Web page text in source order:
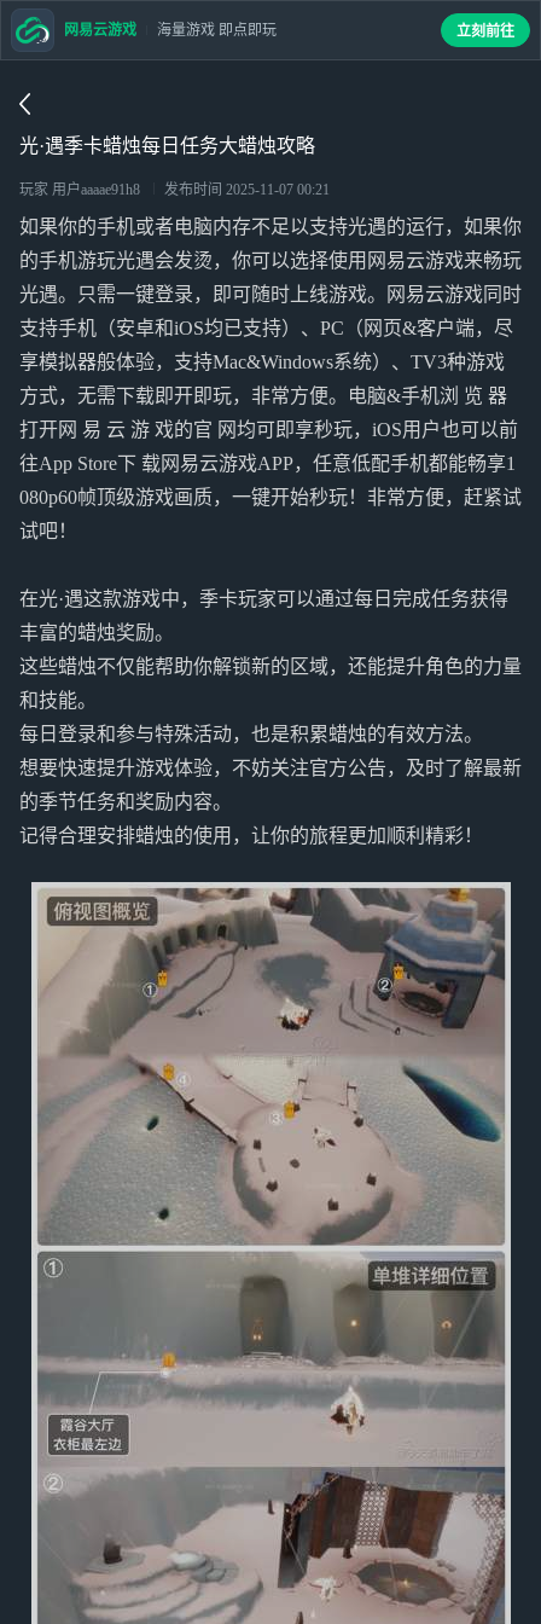
光·遇季卡蜡烛每日任务大蜡烛攻略
玩家 用户aaaae91h8 发布时间 2025-11-07 00:21
如果你的手机或者电脑内存不足以支持光遇的运行，如果你
的手机游玩光遇会发烫，你可以选择使用网易云游戏来畅玩
光遇。只需一键登录，即可随时上线游戏。网易云游戏同时
支持手机（安卓和iOS均已支持）、PC（网页&客户端，尽
享模拟器般体验，支持Mac&Windows系统）、TV3种游戏
方式，无需下载即开即玩，非常方便。电脑&手机浏 览 器
打开网 易 云 游 戏的官 网均可即享秒玩，iOS用户也可以前
往App Store下 载网易云游戏APP，任意低配手机都能畅享1
080p60帧顶级游戏画质，一键开始秒玩！非常方便，赶紧试
试吧！
在光·遇这款游戏中，季卡玩家可以通过每日完成任务获得
丰富的蜡烛奖励。
这些蜡烛不仅能帮助你解锁新的区域，还能提升角色的力量
和技能。
每日登录和参与特殊活动，也是积累蜡烛的有效方法。
想要快速提升游戏体验，不妨关注官方公告，及时了解最新
的季节任务和奖励内容。
记得合理安排蜡烛的使用，让你的旅程更加顺利精彩！
网易云游戏 海量游戏 即点即玩 立刻前往